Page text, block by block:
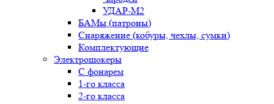
УДАР-М2
БАМы (патроны)
Снаряжение (кобуры, чехлы, сумки)
Комплектующие
Электрошокеры
С фонарем
1-го класса
2-го класса